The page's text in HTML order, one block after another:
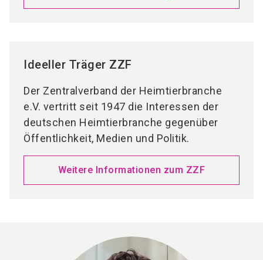
Ideeller Träger ZZF
Der Zentralverband der Heimtierbranche
e.V. vertritt seit 1947 die Interessen der
deutschen Heimtierbranche gegenüber
Öffentlichkeit, Medien und Politik.
Weitere Informationen zum ZZF